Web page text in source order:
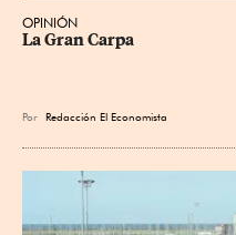
OPINIÓN
La Gran Carpa
Por Redacción El Economista